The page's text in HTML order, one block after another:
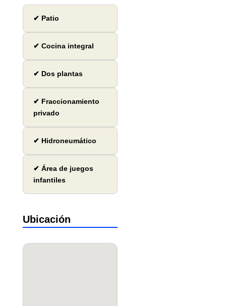
✔ Patio
✔ Cocina integral
✔ Dos plantas
✔ Fraccionamiento
privado
✔ Hidroneumático
✔ Área de juegos
infantiles
Ubicación